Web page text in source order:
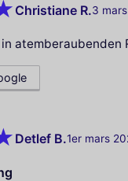
Christiane R.3
atemberaubenden
Detlef B.1er mars